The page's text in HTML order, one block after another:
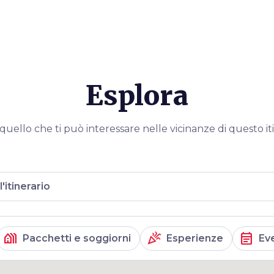
Esplora
che ti può interessare nelle vicinanze di questo
holiday_village Pacchetti e soggiorni celebration Esperienze event_note